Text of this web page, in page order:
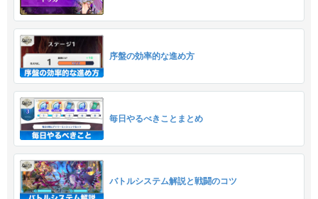
序盤の効率的な進め方
毎日やるべきことまとめ
バトルシステム解説と戦闘のコツ